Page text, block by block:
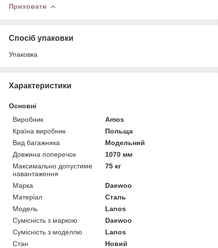
Приховати
Спосіб упаковки
Упаковка
Характеристики
Основні
Виробник
Amos
Країна виробник
Польща
Вид багажника
Модельний
Довжина поперечок
1070 мм
Максимально допустиме
навантаження
75 кг
Марка
Daewoo
Матеріал
Сталь
Модель
Lanos
Сумісність з маркою
Daewoo
Сумісність з моделлю
Lanos
Стан
Новий